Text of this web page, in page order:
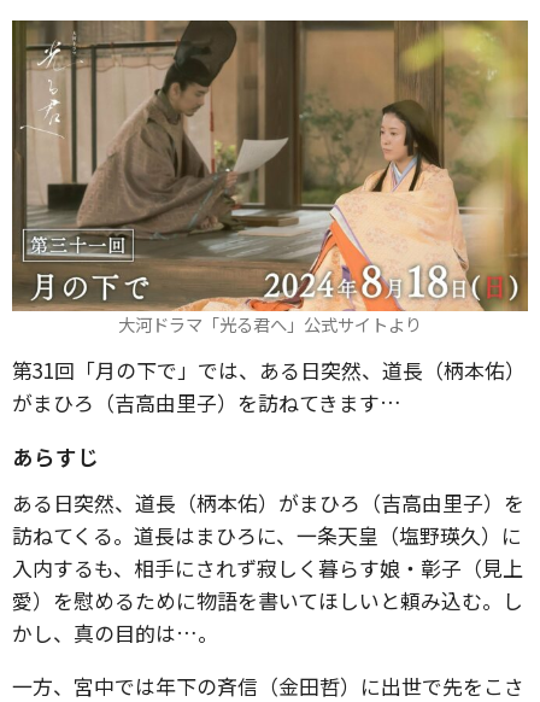
大河ドラマ「光る君へ」公式サイトより
第31回「月の下で」では、ある日突然、道長（柄本佑）
がまひろ（吉高由里子）を訪ねてきます…
あらすじ
ある日突然、道長（柄本佑）がまひろ（吉高由里子）を
訪ねてくる。道長はまひろに、一条天皇（塩野瑛久）に
入内するも、相手にされず寂しく暮らす娘・彰子（見上
愛）を慰めるために物語を書いてほしいと頼み込む。し
かし、真の目的は…。
一方、宮中では年下の斉信（金田哲）に出世で先をこさ